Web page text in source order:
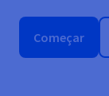
Começar